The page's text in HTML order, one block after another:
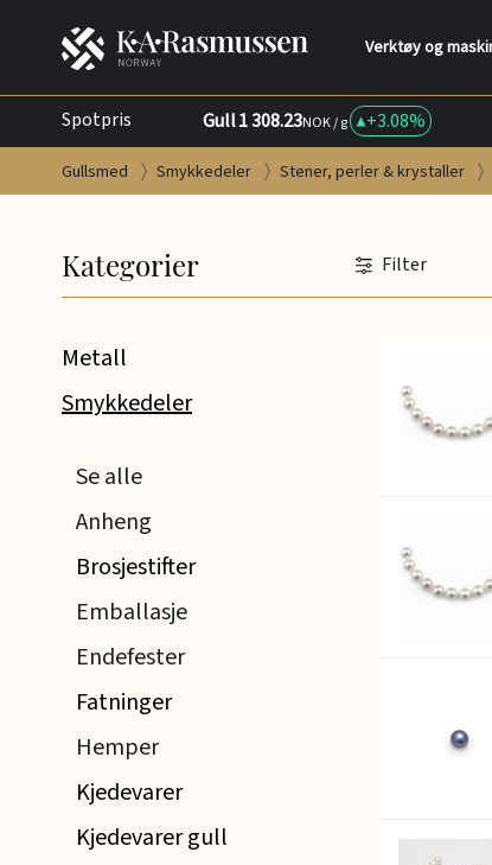
Verktøy og
Spotpris Gull1 308.23NOK / g +3.08%
Gullsmed Smykkedeler Stener, perler & krystaller
Kategorier Filter
Metall
Smykkedeler
Se alle
Anheng
Brosjestifter
Emballasje
Endefester
Fatninger
Hemper
Kjedevarer
Kjedevarer gull